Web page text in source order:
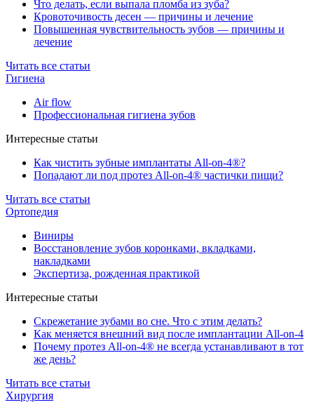
Что делать, если выпала пломба из зуба?
Кровоточивость десен — причины и лечение
Повышенная чувствительность зубов — причины и
лечение
Читать все статьи
Гигиена
Air flow
Профессиональная гигиена зубов
Интересные статьи
Как чистить зубные имплантаты All-on-4®?
Попадают ли под протез All-on-4® частички пищи?
Читать все статьи
Ортопедия
Виниры
Восстановление зубов коронками, вкладками,
накладками
Экспертиза, рожденная практикой
Интересные статьи
Скрежетание зубами во сне. Что с этим делать?
Как меняется внешний вид после имплантации All-on-4
Почему протез All-on-4® не всегда устанавливают в тот
же день?
Читать все статьи
Хирургия